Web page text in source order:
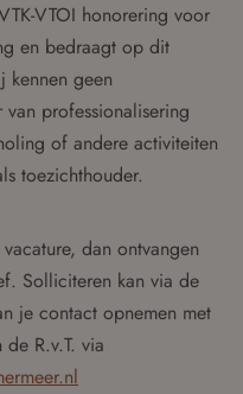
VTOI honorering voor
en bedraagt op dit
kennen geen
professionalisering
of andere activiteiten
toezichthouder.
dan ontvangen
Solliciteren kan via de
je contact opnemen met
R.v.T. via